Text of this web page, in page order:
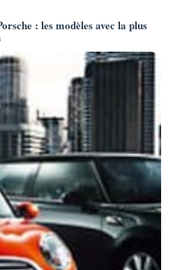
: les modèles avec la plus